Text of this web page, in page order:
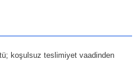
koşulsuz teslimiyet vaadinden